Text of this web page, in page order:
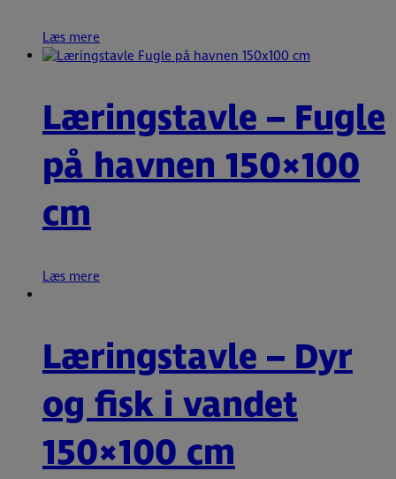
Læs mere
Læringstavle – Fugle
på havnen 150×100
cm
Læs mere
Læringstavle – Dyr
og fisk i vandet
150×100 cm